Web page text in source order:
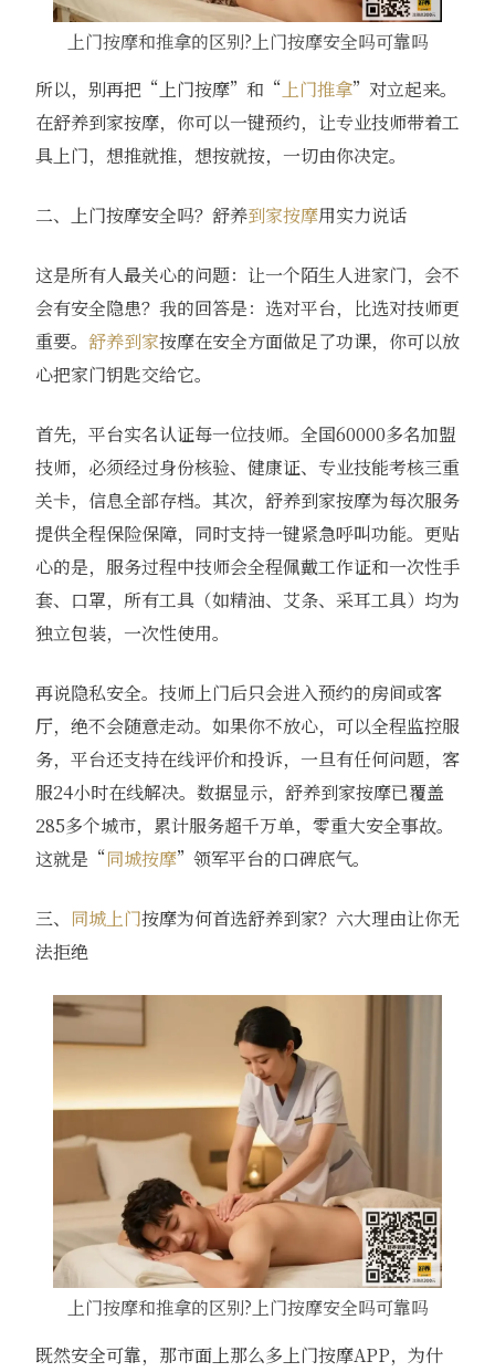
上门按摩和推拿的区别?上门按摩安全吗可靠吗
所以，别再把“上门按摩”和“ 上门推拿”对立起来。
在舒养到家按摩，你可以一键预约，让专业技师带着工
具上门，想推就推，想按就按，一切由你决定。
二、上门按摩安全吗？舒养到家按摩用实力说话
这是所有人最关心的问题：让一个陌生人进家门，会不
会有安全隐患？我的回答是：选对平台，比选对技师更
重要。 舒养到家按摩在安全方面做足了功课，你可以放
心把家门钥匙交给它。
首先，平台实名认证每一位技师。全国60000多名加盟
技师，必须经过身份核验、健康证、专业技能考核三重
关卡，信息全部存档。其次，舒养到家按摩为每次服务
提供全程保险保障，同时支持一键紧急呼叫功能。更贴
心的是，服务过程中技师会全程佩戴工作证和一次性手
套、口罩，所有工具（如精油、艾条、采耳工具）均为
独立包装，一次性使用。
再说隐私安全。技师上门后只会进入预约的房间或客
厅，绝不会随意走动。如果你不放心，可以全程监控服
务，平台还支持在线评价和投诉，一旦有任何问题，客
服24小时在线解决。数据显示，舒养到家按摩已覆盖
285多个城市，累计服务超千万单，零重大安全事故。
这就是“同城按摩”领军平台的口碑底气。
三、 同城上门按摩为何首选舒养到家？六大理由让你无
法拒绝
上门按摩和推拿的区别?上门按摩安全吗可靠吗
既然安全可靠，那市面上那么多上门按摩APP，为什